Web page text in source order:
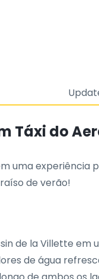
Táxi do
uma experiência
de verão!
de la Villette
de água